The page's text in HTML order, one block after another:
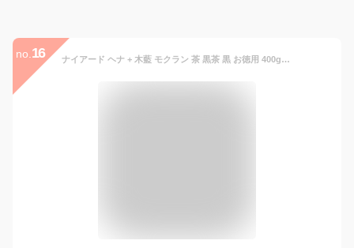
no. 16 ナイアード ヘナ + 木藍 モクラン 茶 黒茶 黒 お徳用 400g(100g×4) 2個セット [ Naiad ヘアカラー hena ヘナカラー 白髪染め 市販 ペースト オーガニック ヘナパウダー カラートリートメント ]